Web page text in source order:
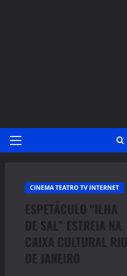
Primary
CINEMA TEATRO TV INTERNET
ESPETÁCULO “ILHA
DE SAL” ESTREIA NA
CAIXA CULTURAL RIO
DE JANEIRO